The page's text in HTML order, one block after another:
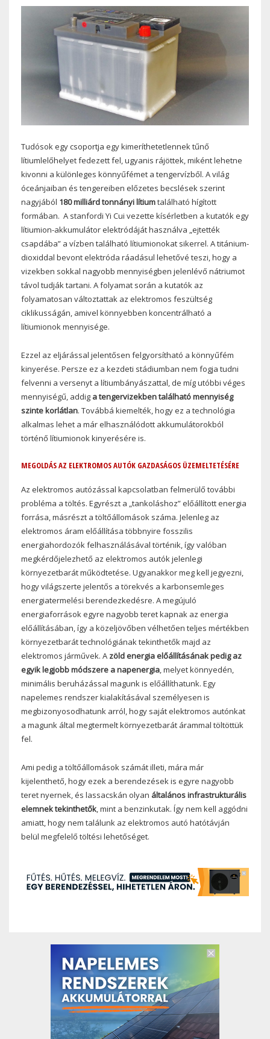
Tudósok egy csoportja egy kimeríthetetlennek tűnő
lítiumlelőhelyet fedezett fel, ugyanis rájöttek, miként lehetne
kivonni a különleges könnyűfémet a tengervízből. A világ
óceánjaiban és tengereiben előzetes becslések szerint
nagyjából 180 milliárd tonnányi lítiumtalálható hígított
formában. A stanfordi Yi Cui vezette kísérletben a kutatók egy
lítiumion-akkumulátor elektródáját használva „ejtették
csapdába” a vízben található lítiumionokat sikerrel. A titánium-
dioxiddal bevont elektróda ráadásul lehetővé teszi, hogy a
vizekben sokkal nagyobb mennyiségben jelenlévő nátriumot
távol tudják tartani. A folyamat során a kutatók az
folyamatosan változtattak az elektromos feszültség
ciklikusságán, amivel könnyebben koncentrálható a
lítiumionok mennyisége.
Ezzel az eljárással jelentősen felgyorsítható a könnyűfém
kinyerése. Persze ez a kezdeti stádiumban nem fogja tudni
felvenni a versenyt a lítiumbányászattal, de míg utóbbi véges
mennyiségű, addig a tengervizekben található mennyiség
szinte korlátlan. Továbbá kiemelték, hogy ez a technológia
alkalmas lehet a már elhasználódott akkumulátorokból
történő lítiumionok kinyerésére is.
MEGOLDÁS AZ ELEKTROMOS AUTÓK GAZDASÁGOS ÜZEMELTETÉSÉRE
Az elektromos autózással kapcsolatban felmerülő további
probléma a töltés. Egyrészt a „tankoláshoz” előállított energia
forrása, másrészt a töltőállomások száma. Jelenleg az
elektromos áram előállítása többnyire fosszilis
energiahordozók felhasználásával történik, így valóban
megkérdőjelezhető az elektromos autók jelenlegi
környezetbarát működtetése. Ugyanakkor meg kell jegyezni,
hogy világszerte jelentős a törekvés a karbonsemleges
energiatermelési berendezkedésre. A megújuló
energiaforrások egyre nagyobb teret kapnak az energia
előállításában, így a közeljövőben vélhetően teljes mértékben
környezetbarát technológiának tekinthetők majd az
elektromos járművek. A zöld energia előállításának pedig az
egyik legjobb módszere a napenergia, melyet könnyedén,
minimális beruházással magunk is előállíthatunk. Egy
napelemes rendszer kialakításával személyesen is
megbizonyosodhatunk arról, hogy saját elektromos autónkat
a magunk által megtermelt környezetbarát árammal töltöttük
fel.
Ami pedig a töltőállomások számát illeti, mára már
kijelenthető, hogy ezek a berendezések is egyre nagyobb
teret nyernek, és lassacskán olyan általános infrastrukturális
elemnek tekinthetők, mint a benzinkutak. Így nem kell aggódni
amiatt, hogy nem találunk az elektromos autó hatótávján
belül megfelelő töltési lehetőséget.